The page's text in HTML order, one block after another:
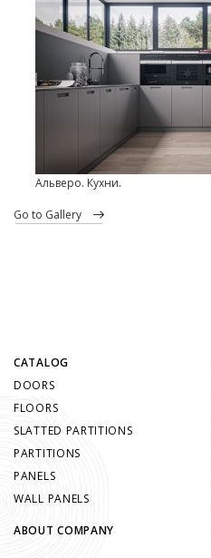
Альверо. Кухни.
go to Gallery
CATALOG
DOORS
FLOORS
SLATTED PARTITIONS
PARTITIONS
PANELS
WALL PANELS
ABOUT COMPANY